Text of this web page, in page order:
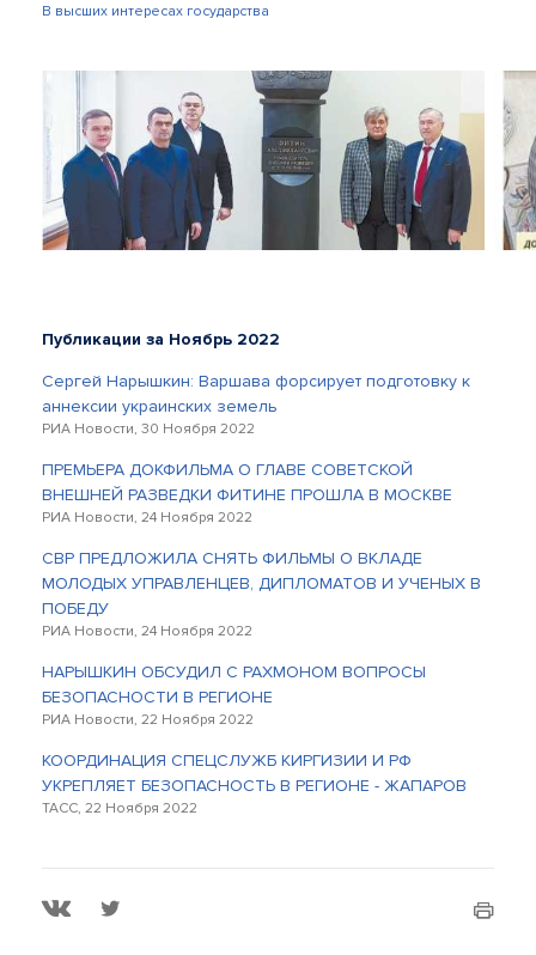
В высших интересах государства
Публикации за Ноябрь 2022
Сергей Нарышкин: Варшава форсирует подготовку к
аннексии украинских земель
РИА Новости, 30 Ноября 2022
ПРЕМЬЕРА ДОКФИЛЬМА О ГЛАВЕ СОВЕТСКОЙ
ВНЕШНЕЙ РАЗВЕДКИ ФИТИНЕ ПРОШЛА В МОСКВЕ
РИА Новости, 24 Ноября 2022
СВР ПРЕДЛОЖИЛА СНЯТЬ ФИЛЬМЫ О ВКЛАДЕ
МОЛОДЫХ УПРАВЛЕНЦЕВ, ДИПЛОМАТОВ И УЧЕНЫХ В
ПОБЕДУ
РИА Новости, 24 Ноября 2022
НАРЫШКИН ОБСУДИЛ С РАХМОНОМ ВОПРОСЫ
БЕЗОПАСНОСТИ В РЕГИОНЕ
РИА Новости, 22 Ноября 2022
КООРДИНАЦИЯ СПЕЦСЛУЖБ КИРГИЗИИ И РФ
УКРЕПЛЯЕТ БЕЗОПАСНОСТЬ В РЕГИОНЕ - ЖАПАРОВ
ТАСС, 22 Ноября 2022